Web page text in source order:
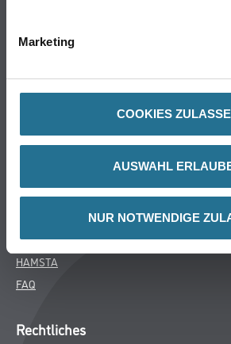
Marketing
COOKIES
AUSWAHL
NUR NOTWENDIGE
Werkzeug & Maschinen
Verbrauchsmaterialien
Unternehmen
Services
M-Plus
HAMSTA
FAQ
Rechtliches